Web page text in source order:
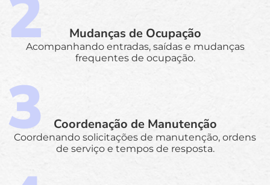
Mudanças de Ocupação
Acompanhando entradas, saídas e mudanças
frequentes de ocupação.
Coordenação de Manutenção
Coordenando solicitações de manutenção, ordens
de serviço e tempos de resposta.